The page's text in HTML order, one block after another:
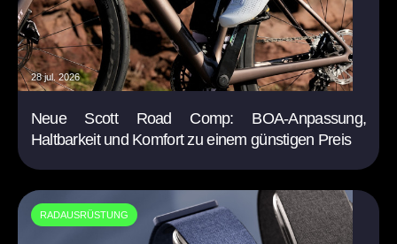
28 jul. 2026
Neue Scott Road Comp: BOA-Anpassung,
Haltbarkeit und Komfort zu einem günstigen Preis
RADAUSRÜSTUNG